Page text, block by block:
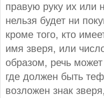
правую руку их или
нельзя будет ни
кроме того, кто
имя зверя, или
образом, речь
где должен быть
возложен знак